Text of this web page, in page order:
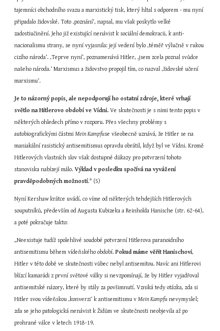
tajemníci obchodního svazu a marxistický tisk, který hltal s odporem - mu nyní
připadalo židovské. Toto ‚poznání‘, napsal, mu však poskytlo velké
zadostiučinění. Jeho již existující nenávist k sociální demokracii, k anti-
nacionalismu strany, se nyní vyjasnila: její vedení bylo ‚téměř výlučně v rukou
cizího národa‘. ‚Teprve nyní‘, poznamenává Hitler, ‚jsem zcela poznal svůdce
našeho národa.‘ Marxismus a židovstvo propojil tím, co nazval ‚židovské učení
marxismu‘.
Je to názorný popis, ale nepodporují ho ostatní zdroje, které vrhají
světlo na Hitlerovo období ve Vídni. Ve skutečnosti je s nimi tento popis v
některých ohledech přímo v rozporu. Přes všechny problémy s
autobiografickými částmi Mein Kampfuse všeobecně uznává, že Hitler se na
maniakální rasistický antisemitismus opravdu obrátil, když byl ve Vídni. Kromě
Hitlerových vlastních slov však dostupné důkazy pro potvrzení tohoto
stanoviska nabízejí málo. Výklad v posledku spočívá na vyvážení
pravděpodobných možností." (5)
Nyní Kershaw krátce uvádí, co víme od některých tehdejších Hitlerových
souputníků, především od Augusta Kubizeka a Reinholda Hanische (str. 62-64),
a poté pokračuje takto:
„Neexistuje tudíž spolehlivé soudobé potvrzení Hitlerova paranoidního
antisemitismu během vídeňského období. Pokud máme věřit Hanischovi,
Hitler v této době ve skutečnosti vůbec nebyl antisemitou. Navíc ani Hitlerovi
blízcí kamarádi z první světové války si nevzpomínají, že by Hitler vyjadřoval
antisemitské názory, které by stály za povšimnutí. Vzniká tedy otázka, zda si
Hitler svou vídeňskou ‚konverzi‘ k antisemitismu v Mein Kampfu nevymyslel;
zda se jeho patologická nenávist k Židům ve skutečnosti neobjevila až po
prohrané válce v letech 1918-19.